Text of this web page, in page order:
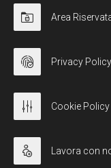
Area
Privacy Policy
Cookie Policy
Lavora con